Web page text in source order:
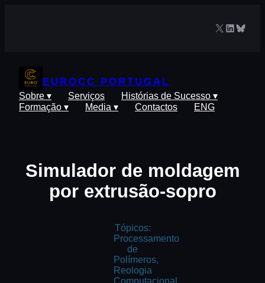
X LinkedIn
EUROCC PORTUGAL
Sobre ▾ Serviços
Histórias de Sucesso ▾
Formação ▾
Media ▾ Contactos ENG
Simulador de moldagem
por extrusão-sopro
Tópicos:
Processamento
de
Polímeros,
Reologia